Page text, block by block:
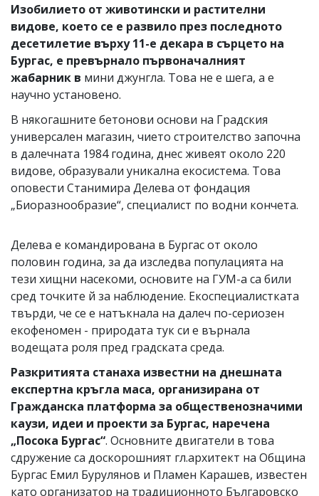
Изобилието от животински и растителни
видове, което се е развило през последното
десетилетие върху 11-е декара в сърцето на
Бургас, е превърнало първоначалният
жабарник в мини джунгла. Това не е шега, а е
научно установено.
В някогашните бетонови основи на Градския
универсален магазин, чието строителство започна
в далечната 1984 година, днес живеят около 220
видове, образували уникална екосистема. Това
оповести Станимира Делева от фондация
„Биоразнообразие“, специалист по водни кончета.
Делева е командирована в Бургас от около
половин година, за да изследва популацията на
тези хищни насекоми, основите на ГУМ-а са били
сред точките й за наблюдение. Екоспециалистката
твърди, че се е натъкнала на далеч по-сериозен
екофеномен - природата тук си е върнала
водещата роля пред градската среда.
Разкритията станаха известни на днешната
експертна кръгла маса, организирана от
Гражданска платформа за общественозначими
каузи, идеи и проекти за Бургас, наречена
„Посока Бургас“. Основните двигатели в това
сдружение са доскорошният гл.архитект на Община
Бургас Емил Бурулянов и Пламен Карашев, известен
като организатор на традиционното Българовско